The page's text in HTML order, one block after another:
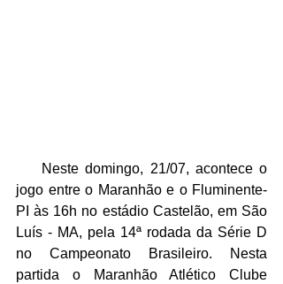
jogo entre o Maranhão e o Fluminente-
PI às 16h no estádio Castelão, em São
Luís - MA, pela 14ª rodada da Série D
no Campeonato Brasileiro. Nesta
partida o Maranhão Atlético Clube